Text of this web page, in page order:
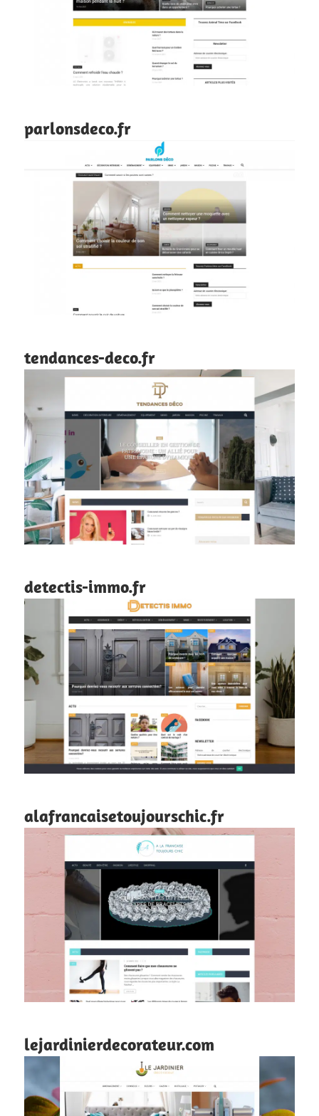
parlonsdeco.fr
tendances-deco.fr
detectis-immo.fr
alafrancaisetoujourschic.fr
lejardinierdecorateur.com